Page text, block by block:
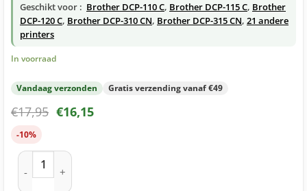
Geschikt voor : Brother DCP-110 C, Brother DCP-115 C, Brother
DCP-120 C, Brother DCP-310 CN, Brother DCP-315 CN, 21 andere
printers
In voorraad
Vandaag verzonden Gratis verzending vanaf €49
€17,95 €16,15
-10%
Brother LC900 inktcartridges multipack (zwart + 3 kleuren)